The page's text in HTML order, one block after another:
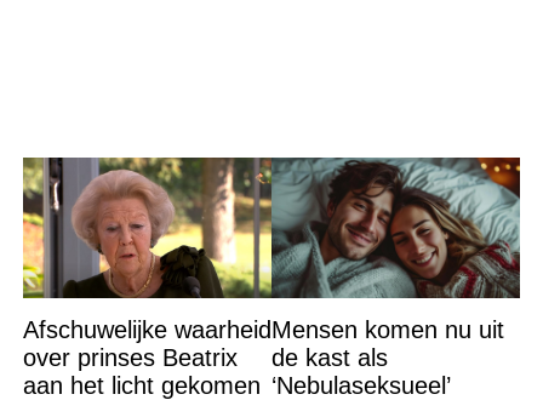
Afschuwelijke waarheid
over prinses Beatrix
aan het licht gekomen
Mensen komen nu uit
de kast als
‘Nebulaseksueel’